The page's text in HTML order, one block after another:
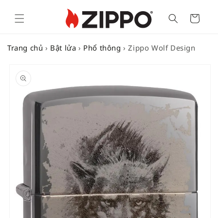
Cart
Trang chủ › Bật lửa › Phổ thông ›Zippo Wolf Design
PRODUCT
INFORMATION